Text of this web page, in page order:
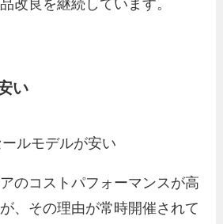
改良を継続しています。
い
のコストパフォーマンスが高
、その理由が常時開催されて